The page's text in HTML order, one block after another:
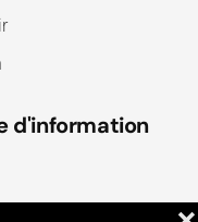
d'information